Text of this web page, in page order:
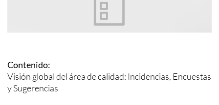
Contenido:
Visión global del área de calidad: Incidencias, Encuestas
y Sugerencias